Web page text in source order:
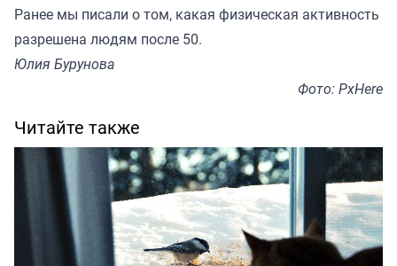
Ранее мы писали о том, какая физическая активность
разрешена людям после 50.
Юлия Бурунова
Фото: PxHere
Читайте также